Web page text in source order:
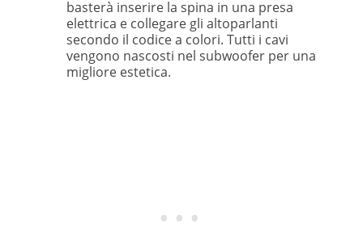
basterà inserire la spina in una presa
elettrica e collegare gli altoparlanti
secondo il codice a colori. Tutti i cavi
vengono nascosti nel subwoofer per una
migliore estetica.